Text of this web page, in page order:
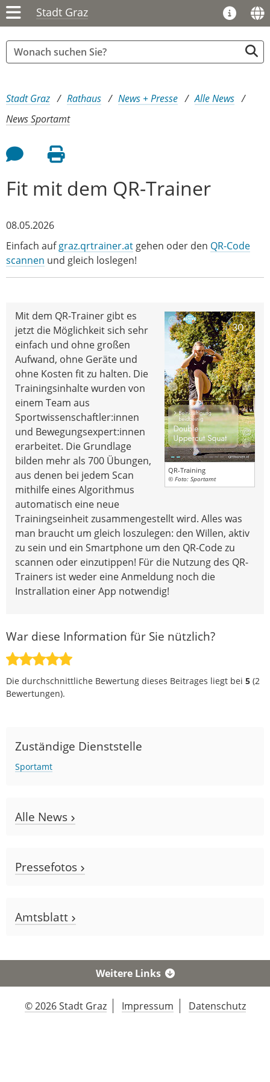
Stadt Graz
Sie sind hier:
Stadt Graz Rathaus News + Presse
Alle News
News Sportamt
Feedback an Autor
Seite drucken
Fit mit dem QR-Trainer
08.05.2026
Einfach aufgraz.qrtrainer.at gehen oder den QR-Code
scannen und gleich loslegen!
QR-Training
© Foto: Sportamt
Mit dem QR-Trainer gibt es
jetzt die Möglichkeit sich sehr
einfach und ohne großen
Aufwand, ohne Geräte und
ohne Kosten fit zu halten. Die
Trainingsinhalte wurden von
einem Team aus
Sportwissenschaftler:innen
und Bewegungsexpert:innen
erarbeitet. Die Grundlage
bilden mehr als 700 Übungen,
aus denen bei jedem Scan
mithilfe eines Algorithmus
automatisch eine neue
Trainingseinheit zusammengestellt wird. Alles was
man braucht um gleich loszulegen: den Willen, aktiv
zu sein und ein Smartphone um den QR-Code zu
scannen oder einzutippen! Für die Nutzung des QR-
Trainers ist weder eine Anmeldung noch die
Instrallation einer App notwendig!
War diese Information für Sie nützlich?
Die durchschnittliche Bewertung dieses Beitrages liegt bei 5 (2
Bewertungen).
Zuständige Dienststelle
Sportamt
Alle News
Pressefotos
Amtsblatt
Weitere Links
© 2026 Stadt Graz Impressum Datenschutz